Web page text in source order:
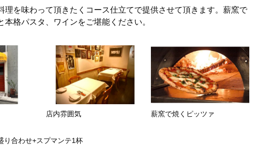
理を味わって頂きたくコース仕立てで提供させて頂きます。薪窯で
本格パスタ、ワインをご堪能ください。
店内雰囲気 薪窯で焼くピッツァ
り合わせ+スプマンテ1杯